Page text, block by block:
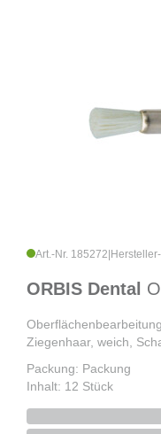
Art.-Nr. 185272
ORBIS Dental
Ziegenhaar, weich,
Packung: Packung
Inhalt: 12 Stück